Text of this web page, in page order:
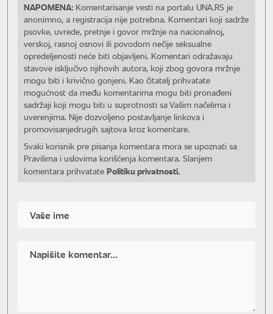
NAPOMENA: Komentarisanje vesti na portalu UNA.RS je
anonimno, a registracija nije potrebna. Komentari koji sadrže
psovke, uvrede, pretnje i govor mržnje na nacionalnoj,
verskoj, rasnoj osnovi ili povodom nečije seksualne
opredeljenosti neće biti objavljeni. Komentari odražavaju
stavove isključivo njihovih autora, koji zbog govora mržnje
mogu biti i krivično gonjeni. Kao čitatelj prihvatate
mogućnost da među komentarima mogu biti pronađeni
sadržaji koji mogu biti u suprotnosti sa Vašim načelima i
uverenjima. Nije dozvoljeno postavljanje linkova i
promovisanjedrugih sajtova kroz komentare.
Svaki korisnik pre pisanja komentara mora se upoznati sa
Pravilima i uslovima korišćenja komentara. Slanjem
komentara prihvatate Politiku privatnosti.